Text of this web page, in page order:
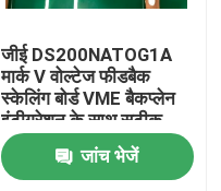
जीई DS200NATOG1A
मार्क V वोल्टेज फीडबैक
स्केलिंग बोर्ड VME बैकप्लेन
इंटीग्रेशन के साथ सटीक
एसी/डीसी वोल्टेज एटेन्यूएशन
के लिए
जांच भेजें